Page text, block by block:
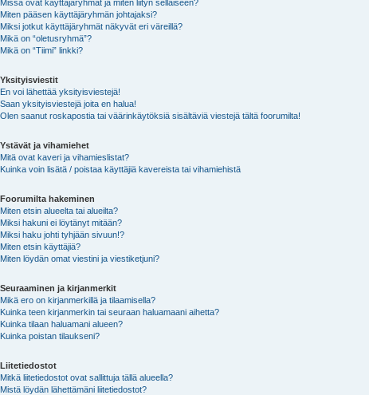
Missä ovat käyttäjäryhmät ja miten liityn sellaiseen?
Miten pääsen käyttäjäryhmän johtajaksi?
Miksi jotkut käyttäjäryhmät näkyvät eri väreillä?
Mikä on “oletusryhmä”?
Mikä on “Tiimi” linkki?
Yksityisviestit
En voi lähettää yksityisviestejä!
Saan yksityisviestejä joita en halua!
Olen saanut roskapostia tai väärinkäytöksiä sisältäviä viestejä tältä foorumilta!
Ystävät ja vihamiehet
Mitä ovat kaveri ja vihamieslistat?
Kuinka voin lisätä / poistaa käyttäjiä kavereista tai vihamiehistä
Foorumilta hakeminen
Miten etsin alueelta tai alueilta?
Miksi hakuni ei löytänyt mitään?
Miksi haku johti tyhjään sivuun!?
Miten etsin käyttäjiä?
Miten löydän omat viestini ja viestiketjuni?
Seuraaminen ja kirjanmerkit
Mikä ero on kirjanmerkillä ja tilaamisella?
Kuinka teen kirjanmerkin tai seuraan haluamaani aihetta?
Kuinka tilaan haluamani alueen?
Kuinka poistan tilaukseni?
Liitetiedostot
Mitkä liitetiedostot ovat sallittuja tällä alueella?
Mistä löydän lähettämäni liitetiedostot?